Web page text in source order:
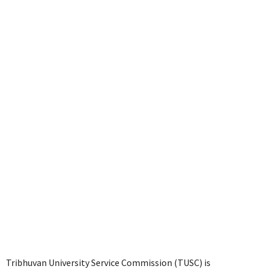
Tribhuvan University Service Commission (TUSC) is